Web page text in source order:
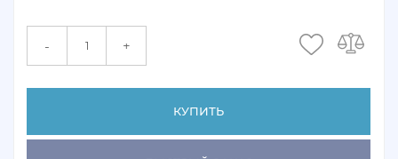
- +
КУПИТЬ